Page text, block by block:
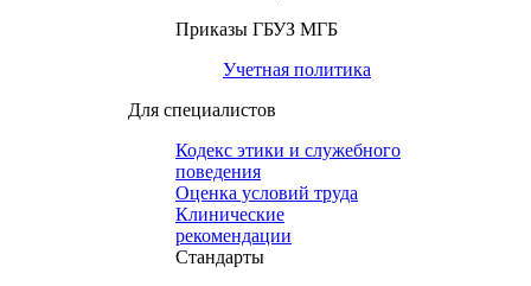
Приказы ГБУЗ МГБ
Учетная политика
Для специалистов
Кодекс этики и служебного
поведения
Оценка условий труда
Клинические
рекомендации
Cтандарты